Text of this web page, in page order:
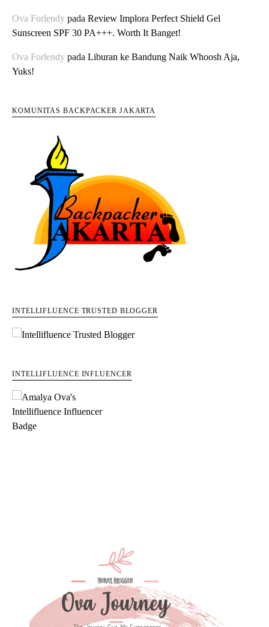
Ova Forlendy pada Review Implora Perfect Shield Gel
Sunscreen SPF 30 PA+++. Worth It Banget!
Ova Forlendy pada Liburan ke Bandung Naik Whoosh Aja,
Yuks!
KOMUNITAS BACKPACKER JAKARTA
INTELLIFLUENCE TRUSTED BLOGGER
INTELLIFLUENCE INFLUENCER